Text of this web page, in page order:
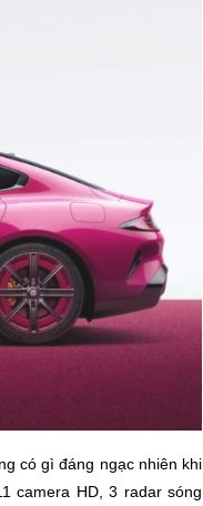
có gì đáng ngạc nhiên khi
camera HD, 3 radar sóng